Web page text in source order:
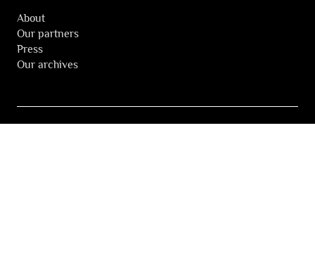
About
Our partners
Press
Our archives